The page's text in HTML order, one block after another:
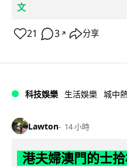
文
21 3 ↗ 分享
科技娛樂 生活娛樂 城中
Lawton 14 小時
港夫婦澳門的士